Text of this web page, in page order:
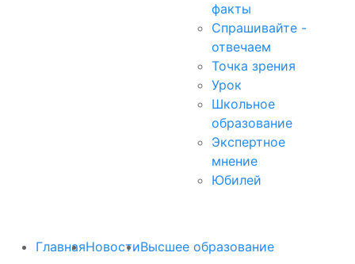
факты
Спрашивайте -
отвечаем
Точка зрения
Урок
Школьное
образование
Экспертное
мнение
Юбилей
ГлавнаяНовостиВысшее образование